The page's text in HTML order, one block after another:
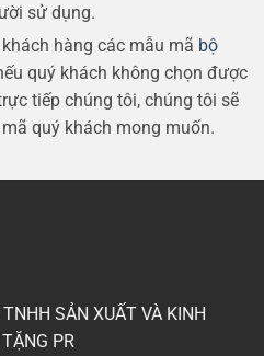
sử dụng.
hàng các mẫu mã bộ
quý khách không chọn được
tiếp chúng tôi, chúng tôi sẽ
quý khách mong muốn.
SẢN XUẤT VÀ KINH
PR